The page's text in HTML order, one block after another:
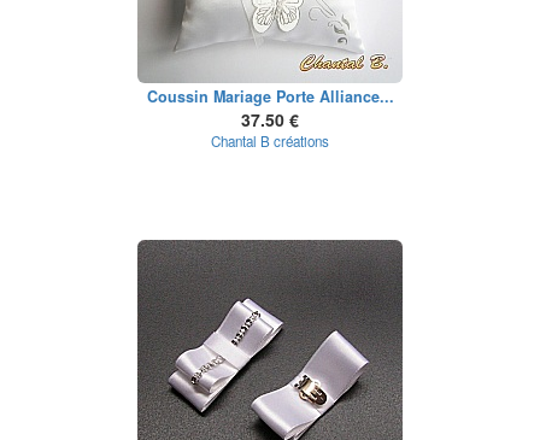
Coussin Mariage Porte Alliance...
37.50 €
Chantal B créations